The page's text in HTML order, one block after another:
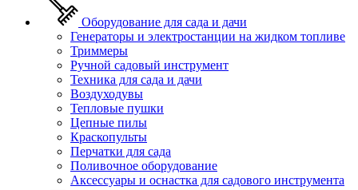
Оборудование для сада и дачи
Генераторы и электростанции на жидком топливе
Триммеры
Ручной садовый инструмент
Техника для сада и дачи
Воздуходувы
Тепловые пушки
Цепные пилы
Краскопульты
Перчатки для сада
Поливочное оборудование
Аксессуары и оснастка для садового инструмента